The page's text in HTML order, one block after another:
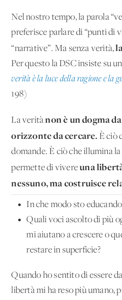
Nel nostro tempo, la parola
preferisce parlare di “punti di
“narrative”. Ma senza verità,
Per questo la DSC insiste su
verità è la luce della ragione e la
198)
La veritànon è un dogma
orizzonte da cercare. È ciò
domande. È ciò che illumina
permette di vivereuna
nessuno, ma costruisce
In che modo sto
Quali voci ascolto di più
mi aiutano a crescere o
restare in superficie?
Quando ho sentito di essere
libertà mi ha reso più umano,